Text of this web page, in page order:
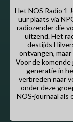
Het NOS Radio 1
uur plaats via
radiozender die
uitzend. Het
destijds
ontvangen,
Voor de
generatie in
verbreden naar
onder deze
NOS-journaal als